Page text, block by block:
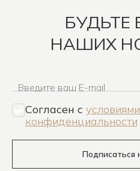
БУДЬТЕ
НАШИХ
Введите ваш E-mail
Согласен c
конфиденциальности
Подписаться